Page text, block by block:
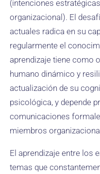
(intenciones
organizacional). El
actuales radica en su
regularmente el
aprendizaje tiene como
humano dinámico y
actualización de su
psicológica, y depende
comunicaciones
miembros
El aprendizaje entre los
temas que